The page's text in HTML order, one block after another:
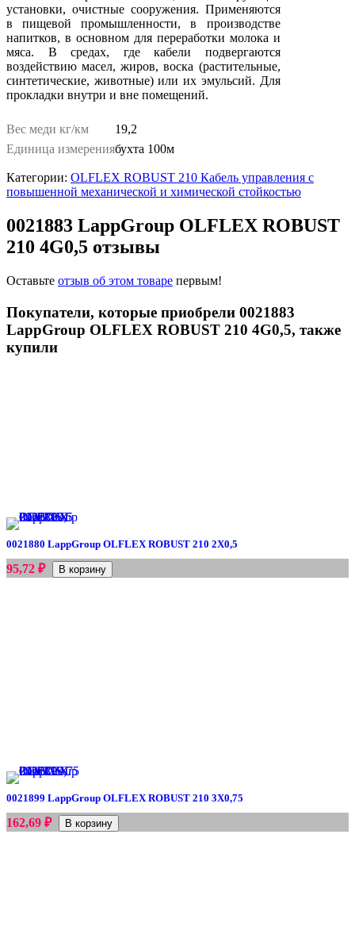
установки, очистные сооружения. Применяются
в пищевой промышленности, в производстве
напитков, в основном для переработки молока и
мяса. В средах, где кабели подвергаются
воздействию масел, жиров, воска (растительные,
синтетические, животные) или их эмульсий. Для
прокладки внутри и вне помещений.
Вес меди кг/км
19,2
Единица измерениябухта 100м
Категории: OLFLEX ROBUST 210 Кабель управления с
повышенной механической и химической стойкостью
0021883 LappGroup OLFLEX ROBUST
210 4G0,5 отзывы
Оставьте отзыв об этом товаре первым!
Покупатели, которые приобрели 0021883
LappGroup OLFLEX ROBUST 210 4G0,5, также
купили
0021880 LappGroup OLFLEX ROBUST 210 2X0,5
95,72 ₽
0021899 LappGroup OLFLEX ROBUST 210 3X0,75
162,69 ₽